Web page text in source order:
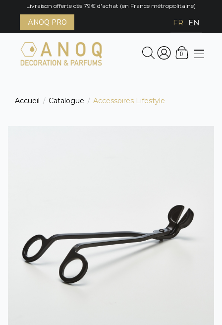
Livraison offerte dès 79€ d'achat (en France métropolitaine)
ANOQ PRO FR EN
0
Accueil / Catalogue / Accessoires Lifestyle